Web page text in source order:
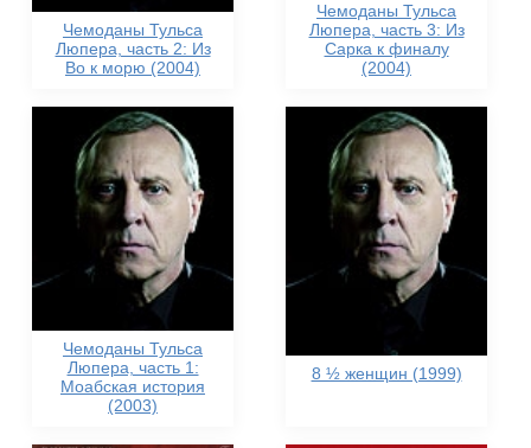
Чемоданы Тульса
Люпера, часть 2: Из
Во к морю (2004)
Чемоданы Тульса
Люпера, часть 3: Из
Сарка к финалу
(2004)
Чемоданы Тульса
Люпера, часть 1:
Моабская история
(2003)
8 ½ женщин (1999)